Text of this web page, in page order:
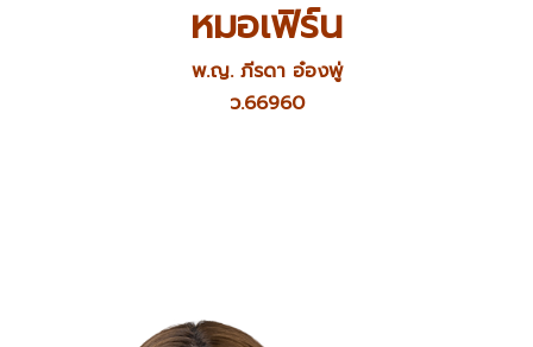
หมอเฟิร์น
พ.ญ. ภีรดา อ๋องพู่
ว.66960